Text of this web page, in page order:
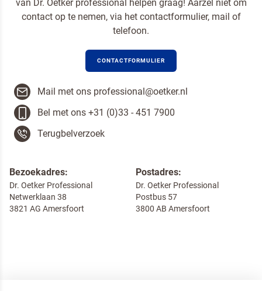
van Dr. Oetker professional helpen graag! Aarzel niet om
contact op te nemen, via het contactformulier, mail of
telefoon.
CONTACTFORMULIER
Mail met ons professional@oetker.nl
Bel met ons +31 (0)33 - 451 7900
Terugbelverzoek
Bezoekadres:
Dr. Oetker Professional
Netwerklaan 38
3821 AG Amersfoort
Postadres:
Dr. Oetker Professional
Postbus 57
3800 AB Amersfoort